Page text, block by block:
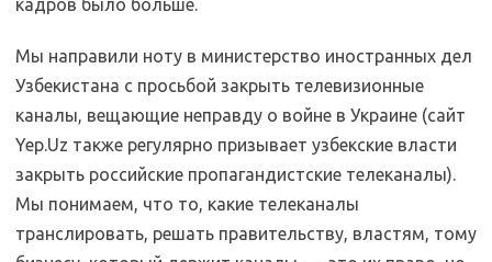
кадров было больше.
Мы направили ноту в министерство иностранных дел
Узбекистана с просьбой закрыть телевизионные
каналы, вещающие неправду о войне в Украине (сайт
Yep.Uz также регулярно призывает узбекские власти
закрыть российские пропагандистские телеканалы).
Мы понимаем, что то, какие телеканалы
транслировать, решать правительству, властям, тому